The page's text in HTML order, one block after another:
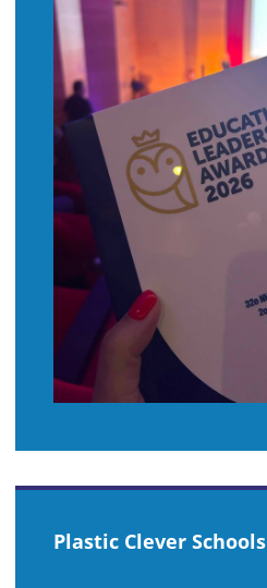
Plastic Clever Schools